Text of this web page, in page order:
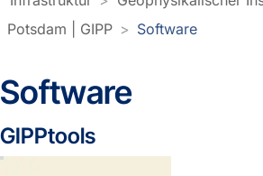
Potsdam | GIPP
Software
Software
GIPPtools